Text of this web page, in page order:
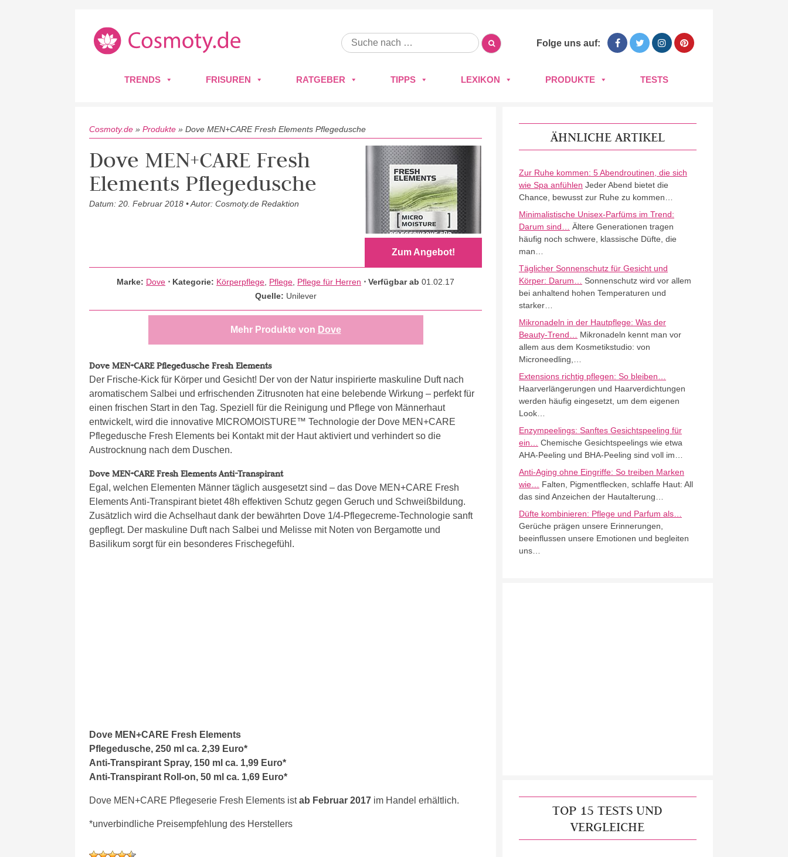
Folge uns auf:
TRENDS FRISUREN RATGEBER TIPPS LEXIKON PRODUKTE TESTS
Cosmoty.de » Produkte » Dove MEN+CARE Fresh Elements Pflegedusche
Zum Angebot!
Dove MEN+CARE Fresh
Elements Pflegedusche
Datum: 20. Februar 2018 • Autor: Cosmoty.de Redaktion
Marke: Dove ⋅ Kategorie: Körperpflege Pflege Pflege für Herren ⋅ Verfügbar ab01.02.17
Quelle: Unilever
Mehr Produkte von Dove
Dove MEN+CARE Pflegedusche Fresh Elements
Der Frische-Kick für Körper und Gesicht! Der von der Natur inspirierte maskuline Duft nach
aromatischem Salbei und erfrischenden Zitrusnoten hat eine belebende Wirkung – perfekt für
einen frischen Start in den Tag. Speziell für die Reinigung und Pflege von Männerhaut
entwickelt, wird die innovative MICROMOISTURE™ Technologie der Dove MEN+CARE
Pflegedusche Fresh Elements bei Kontakt mit der Haut aktiviert und verhindert so die
Austrocknung nach dem Duschen.
Dove MEN+CARE Fresh Elements Anti-Transpirant
Egal, welchen Elementen Männer täglich ausgesetzt sind – das Dove MEN+CARE Fresh
Elements Anti-Transpirant bietet 48h effektiven Schutz gegen Geruch und Schweißbildung.
Zusätzlich wird die Achselhaut dank der bewährten Dove 1/4-Pflegecreme-Technologie sanft
gepflegt. Der maskuline Duft nach Salbei und Melisse mit Noten von Bergamotte und
Basilikum sorgt für ein besonderes Frischegefühl.
Dove MEN+CARE Fresh Elements
Pflegedusche, 250 ml ca. 2,39 Euro*
Anti-Transpirant Spray, 150 ml ca. 1,99 Euro*
Anti-Transpirant Roll-on, 50 ml ca. 1,69 Euro*
Dove MEN+CARE Pflegeserie Fresh Elements istab Februar 2017 im Handel erhältlich.
*unverbindliche Preisempfehlung des Herstellers
ÄHNLICHE ARTIKEL
Zur Ruhe kommen: 5 Abendroutinen, die sich
wie Spa anfühlen Jeder Abend bietet die
Chance, bewusst zur Ruhe zu kommen…
Minimalistische Unisex-Parfüms im Trend:
Darum sind…
Ältere Generationen tragen
häufig noch schwere, klassische Düfte, die
man…
Täglicher Sonnenschutz für Gesicht und
Körper: Darum…
Sonnenschutz wird vor allem
bei anhaltend hohen Temperaturen und
starker…
Mikronadeln in der Hautpflege: Was der
Beauty-Trend…
Mikronadeln kennt man vor
allem aus dem Kosmetikstudio: von
Microneedling,…
Extensions richtig pflegen: So bleiben…
Haarverlängerungen und Haarverdichtungen
werden häufig eingesetzt, um dem eigenen
Look…
Enzympeelings: Sanftes Gesichtspeeling für
ein…
Chemische Gesichtspeelings wie etwa
AHA-Peeling und BHA-Peeling sind voll im…
Anti-Aging ohne Eingriffe: So treiben Marken
wie…
Falten, Pigmentflecken, schlaffe Haut: All
das sind Anzeichen der Hautalterung…
Düfte kombinieren: Pflege und Parfum als…
Gerüche prägen unsere Erinnerungen,
beeinflussen unsere Emotionen und begleiten
uns…
TOP 15 TESTS UND
VERGLEICHE